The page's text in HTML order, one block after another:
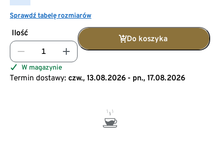
Sprawdź tabelę rozmiarów
Ilość
Do koszyka
W magazynie
Termin dostawy: czw., 13.08.2026 - pn., 17.08.2026